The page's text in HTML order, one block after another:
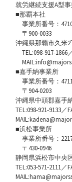
就労継続支援A型
■那覇本社
事業所番号：
〒900-0033
沖縄県那覇市久米
TEL:098-917-1866
■嘉手納事業所
事業所番号：
〒904-0203
沖縄県中頭郡嘉手
TEL:098-921-9133／
■浜松事業所
事業所番号：
〒430-0946
静岡県浜松市中央
TEL:053-571-2111／